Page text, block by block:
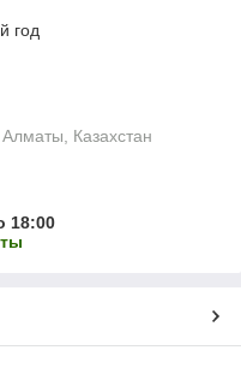
год
Казахстан
18:00